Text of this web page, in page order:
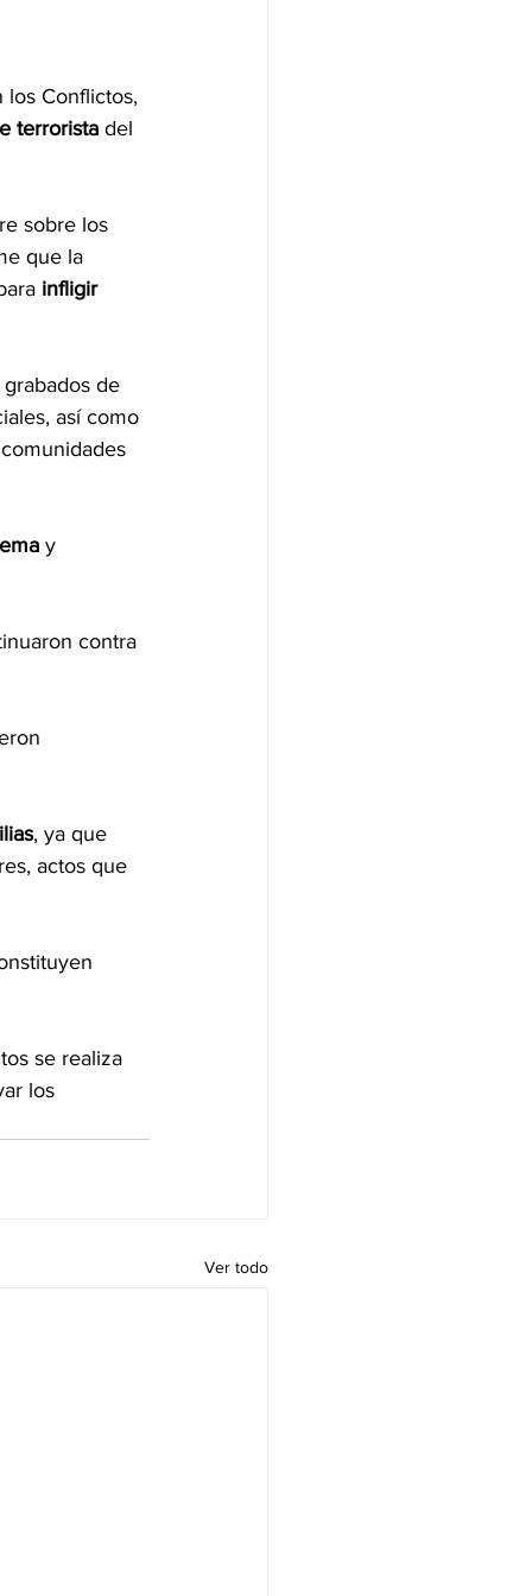
los Conflictos,
terrorista del
sobre los
que la
infligir
grabados de
así como
y
contra
, ya que
actos que
se realiza
los
Ver todo